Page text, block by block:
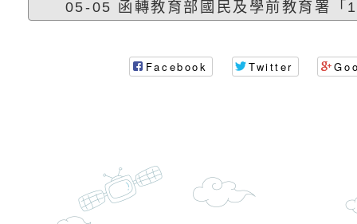
摩據點視覺設計競賽
函轉教育部訂於115
立臺灣科學教育館（
林區士商路189號）
術才能音樂班鑑定二
章
函轉本府新聞處115
安全宣導
檢送本府新聞處115
05-05 函轉教育部國民及學前教育署
Facebook Twitter